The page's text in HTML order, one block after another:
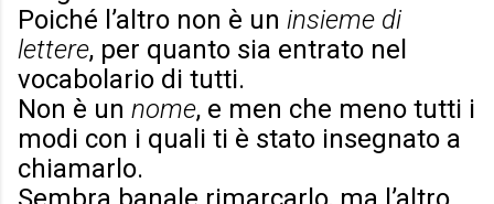
Poiché l’altro non è un insieme di
lettere, per quanto sia entrato nel
vocabolario di tutti.
Non è un nome, e men che meno tutti i
modi con i quali ti è stato insegnato a
chiamarlo.